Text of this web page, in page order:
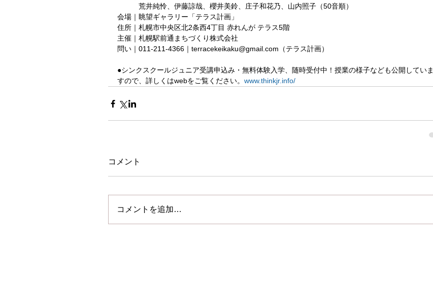
荒井純怜、伊藤諒哉、櫻井美鈴、庄子和花乃、山内照子（50音順）
会場｜眺望ギャラリー「テラス計画」
住所｜札幌市中央区北2条西4丁目 赤れんが テラス5階
主催｜札幌駅前通まちづくり株式会社
問い｜011-211-4366｜terracekeikaku@gmail.com（テラス計画）
●シンクスクールジュニア受講申込み・無料体験入学、随時受付中！授業の様子なども公開していま
すので、詳しくはwebをご覧ください。 www.thinkjr.info/
コメント
コメントを追加…